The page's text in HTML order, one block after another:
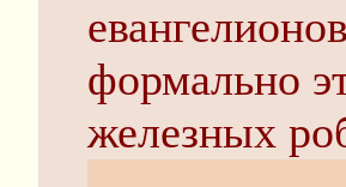
формально
железных